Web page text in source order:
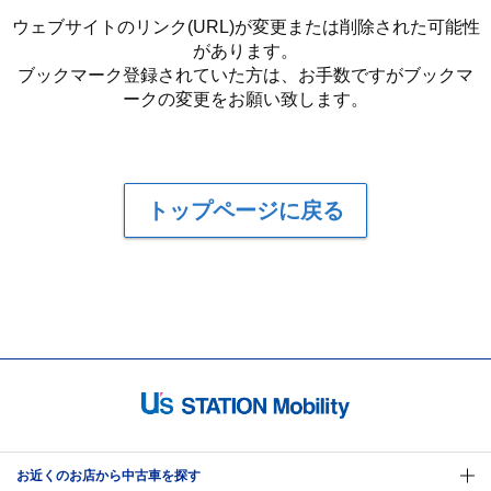
ウェブサイトのリンク(URL)が変更または削除された可能性
があります。
ブックマーク登録されていた方は、お手数ですがブックマ
ークの変更をお願い致します。
トップページに戻る
お近くのお店から中古車を探す